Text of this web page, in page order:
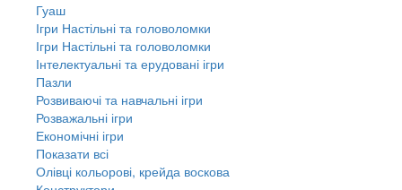
Гуаш
Ігри Настільні та головоломки
Ігри Настільні та головоломки
Інтелектуальні та ерудовані ігри
Пазли
Розвиваючі та навчальні ігри
Розважальні ігри
Економічні ігри
Показати всі
Олівці кольорові, крейда воскова